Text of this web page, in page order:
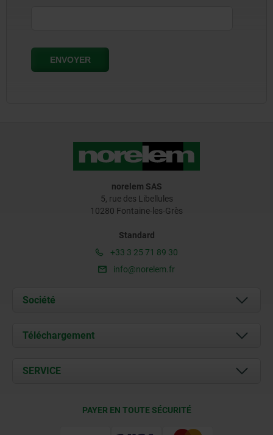
norelem SAS
5, rue des Libellules
10280 Fontaine-les-Grès
Standard
+33 3 25 71 89 30
info@norelem.fr
Société
À propos de nous
Contact
Téléchargement
Documents
SERVICE
PAYER EN TOUTE SÉCURITÉ